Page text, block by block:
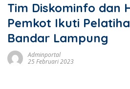
Tim Diskominfo dan
Pemkot Ikuti
Bandar Lampung
Adminportal
25 Februari 2023